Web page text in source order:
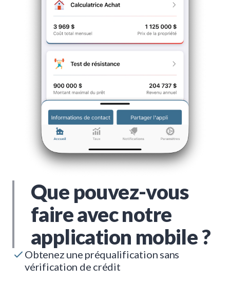
Que pouvez-vous
faire avec notre
application mobile ?
Obtenez une préqualification sans
vérification de crédit